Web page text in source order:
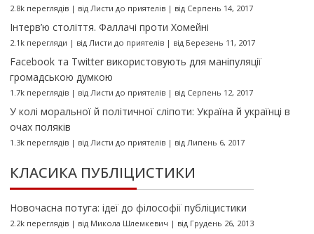
2.8k переглядів| від Листи до приятелів| від Серпень 14, 2017
Інтерв’ю століття. Фаллачі проти Хомейні
2.1k перегляди | від Листи до приятелів| від Березень 11, 2017
Facebook та Twitter використовують для маніпуляції
громадською думкою
1.7k переглядів| від Листи до приятелів| від Серпень 12, 2017
У колі моральної й політичної сліпоти: Україна й українці в
очах поляків
1.3k переглядів| від Листи до приятелів| від Липень 6, 2017
КЛАСИКА ПУБЛІЦИСТИКИ
Новочасна потуга: ідеї до філософії публіцистики
2.2k переглядів| від Микола Шлемкевич | від Грудень 26, 2013